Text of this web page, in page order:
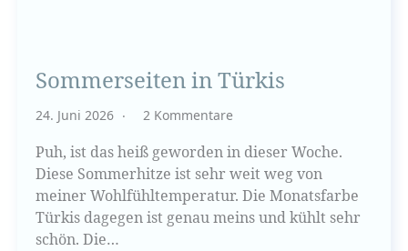
Sommerseiten in Türkis
24. Juni 2026 2 Kommentare
Puh, ist das heiß geworden in dieser Woche.
Diese Sommerhitze ist sehr weit weg von
meiner Wohlfühltemperatur. Die Monatsfarbe
Türkis dagegen ist genau meins und kühlt sehr
schön. Die…